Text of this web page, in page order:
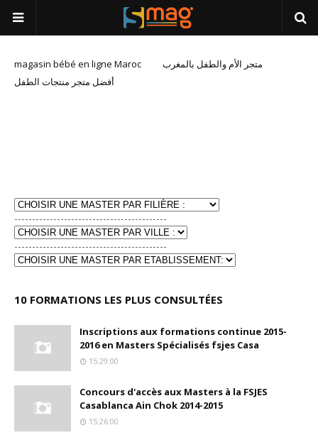
magasin bébé en ligne Maroc
متجر الأم والطفل بالمغرب
أفضل متجر منتجات الطفل
-------------------------------------------
-------------------------------------------
10 FORMATIONS LES PLUS CONSULTÉES
Inscriptions aux formations continue 2015-
2016 en Masters Spécialisés fsjes Casa
15:29:00
Concours d'accès aux Masters à la FSJES
Casablanca Ain Chok 2014-2015
15:26:00